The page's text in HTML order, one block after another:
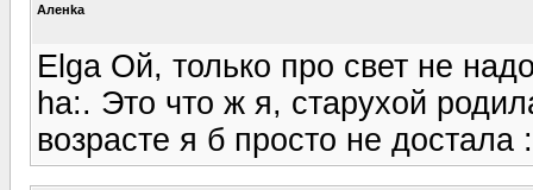
Аленka
Elga Ой, только про свет не
ha:. Это что ж я, старухой
возрасте я б просто не